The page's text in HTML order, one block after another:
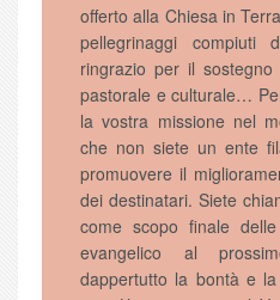
offerto alla Chiesa in
pellegrinaggi compiuti
ringrazio per il
pastorale e culturale…
la vostra missione nel
che non siete un ente
promuovere il
dei destinatari. Siete
come scopo finale
evangelico al
dappertutto la bontà e